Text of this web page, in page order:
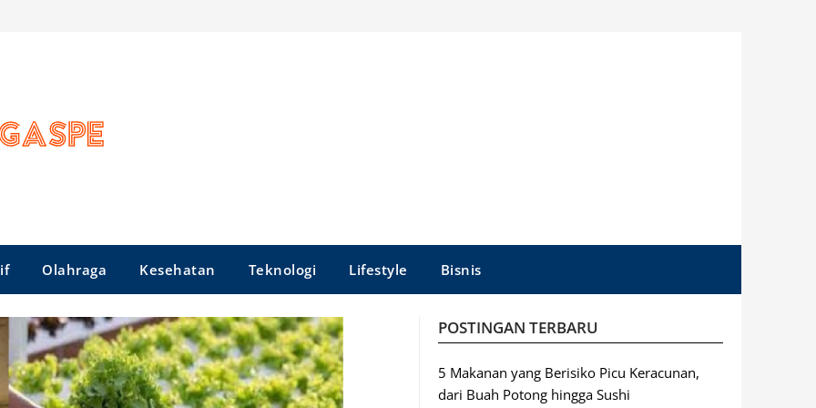
Olahraga Kesehatan Teknologi Lifestyle Bisnis
POSTINGAN TERBARU
5 Makanan yang Berisiko Picu Keracunan,
dari Buah Potong hingga Sushi